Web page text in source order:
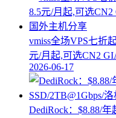
vmiss全场VPS七折
元/月起,可选CN2
2026-06-17
DediRock：$8.88/